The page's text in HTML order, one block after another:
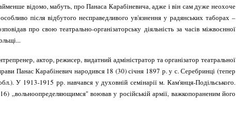
відомо, мабуть, про Панаса Карабіневича, адже і він сам дуже не­охоче
після відбутого не­справедливого ув'язнення у радянсь­ких таборах –
про свою театрально-організаторську діяльність за часів міжвоєнної
актор, режисер, ви­датний адміністратор та організатор театральної
Панас Карабіне­вич народився 18 (30) січня 1897 р. у с. Серебринці (тепер
У 1913-1915 рр. навчався у духовній семінарії м. Кам'янця-Подільського.
„вольноопределяющим­ся" воював у російській армії, важ­копораненим його